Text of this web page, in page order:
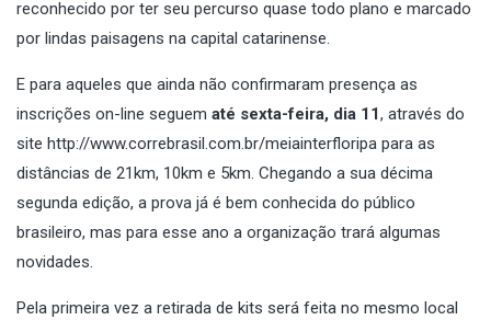
reconhecido por ter seu percurso quase todo plano e marcado
por lindas paisagens na capital catarinense.
E para aqueles que ainda não confirmaram presença as
inscrições on-line seguem até sexta-feira, dia 11, através do
site http://www.correbrasil.com.br/meiainterfloripa para as
distâncias de 21km, 10km e 5km. Chegando a sua décima
segunda edição, a prova já é bem conhecida do público
brasileiro, mas para esse ano a organização trará algumas
novidades.
Pela primeira vez a retirada de kits será feita no mesmo local